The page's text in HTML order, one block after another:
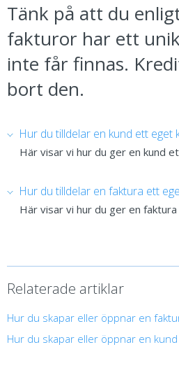
Tänk på att du
fakturor har ett
inte får finnas.
bort den.
Hur du tilldelar en kund ett eget
Här visar vi hur du ger en kund
Hur du tilldelar en faktura ett
Här visar vi hur du ger en
Relaterade artiklar
Hur du skapar eller öppnar en
Hur du skapar eller öppnar en kund